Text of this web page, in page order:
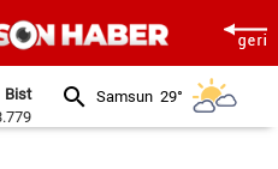
Bist
Samsun 29°